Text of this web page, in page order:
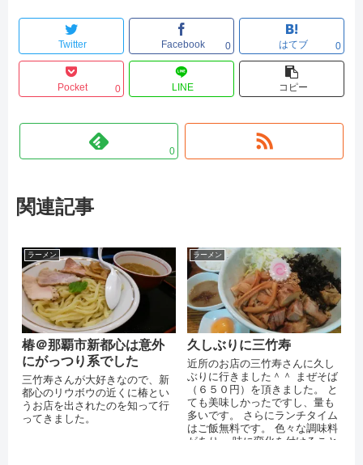
Twitter Facebook 0 はてブ 0
Pocket 0 LINE コピー
0
関連記事
ラーメン
椿＠那覇市新都心は意外
にがっつり系でした
三竹寿さんが大好きなので、新
都心のリウボウの近くに椿とい
うお店を出されたのを知って行
ってきました。
ラーメン
久しぶりに三竹寿
近所のお店の三竹寿さんに久し
ぶりに行きました＾＾ まぜそば
（６５０円）を頂きました。 と
ても美味しかったですし、量も
多いです。 さらにランチタイム
はご飯無料です。 色々な調味料
があり、 味に変化を付けること